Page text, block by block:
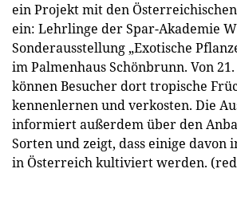
ein Projekt mit den
ein: Lehrlinge der Spar-Akademie
Sonderausstellung „Exotische
im Palmenhaus Schönbrunn. Von
können Besucher dort tropische
kennenlernen und verkosten. Die
informiert außerdem über den
Sorten und zeigt, dass einige davon
in Österreich kultiviert werden.